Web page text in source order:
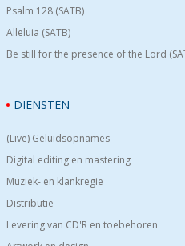
Psalm 128 (SATB)
Alleluia (SATB)
Be still for the presence of the Lord
DIENSTEN
(Live) Geluidsopnames
Digital editing en mastering
Muziek- en klankregie
Distributie
Levering van CD'R en toebehoren